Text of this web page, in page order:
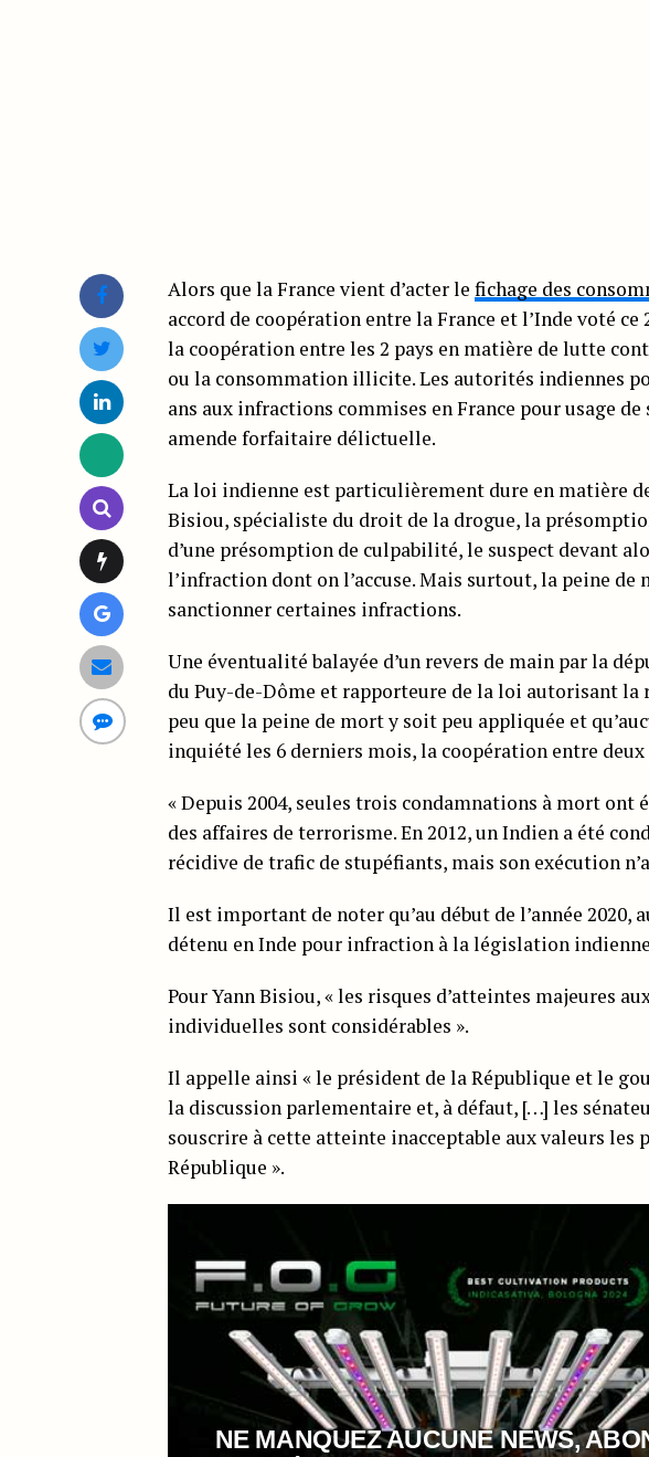
Alors que la France vient d’acter le fichage des
accord de coopération entre la France et l’Inde voté
la coopération entre les 2 pays en matière de lutte
ou la consommation illicite. Les autorités indiennes
ans aux infractions commises en France pour usage
amende forfaitaire délictuelle.
La loi indienne est particulièrement dure en matière
Bisiou, spécialiste du droit de la drogue, la
d’une présomption de culpabilité, le suspect devant
l’infraction dont on l’accuse. Mais surtout, la peine
sanctionner certaines infractions.
Une éventualité balayée d’un revers de main par la
du Puy-de-Dôme et rapporteure de la loi autorisant
peu que la peine de mort y soit peu appliquée et
inquiété les 6 derniers mois, la coopération entre deux
« Depuis 2004, seules trois condamnations à mort ont
des affaires de terrorisme. En 2012, un Indien a été
récidive de trafic de stupéfiants, mais son exécution
Il est important de noter qu’au début de l’année 2020,
détenu en Inde pour infraction à la législation
Pour Yann Bisiou, « les risques d’atteintes majeures
individuelles sont considérables ».
Il appelle ainsi « le président de la République et le
la discussion parlementaire et, à défaut, […] les
souscrire à cette atteinte inacceptable aux valeurs les
République ».
NE MANQUEZ AUCUNE NEWS,